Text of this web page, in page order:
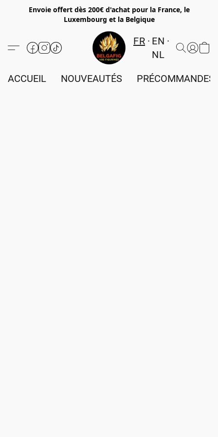
Envoie offert dès 200€ d'achat pour la France, le
Luxembourg et la Belgique
FR
EN
NL
ACCUEIL NOUVEAUTÉS PRÉCOMMANDES